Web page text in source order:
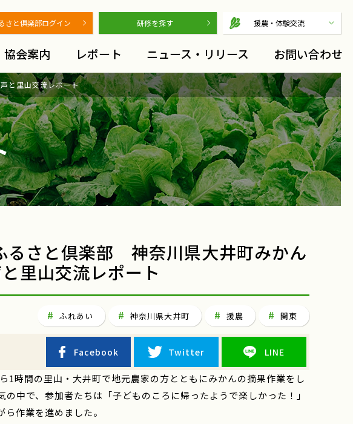
さと倶楽部ログイン 研修を探す 援農・体験交流
協会案内 レポート ニュース・リリース お問い合わせ
と里山交流レポート
さと倶楽部 神奈川県大井町みかん
里山交流レポート
ふれあい 神奈川県大井町 援農 関東
Facebook Twitter LINE
1時間の里山・大井町で地元農家の方とともにみかんの摘果作業をし
中で、参加者たちは「子どものころに帰ったようで楽しかった！」
作業を進めました。